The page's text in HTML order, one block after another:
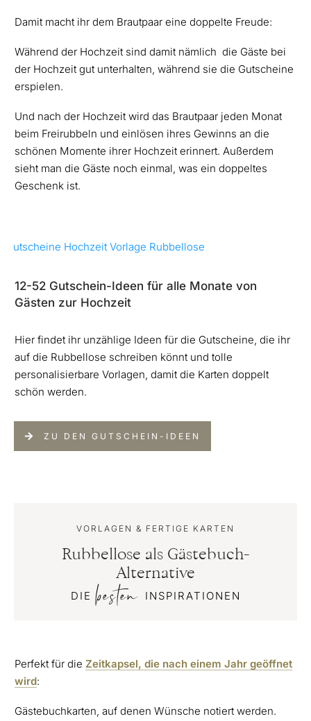
Damit macht ihr dem Brautpaar eine doppelte Freude:
Während der Hochzeit sind damit nämlich die Gäste bei
der Hochzeit gut unterhalten, während sie die Gutscheine
erspielen.
Und nach der Hochzeit wird das Brautpaar jeden Monat
beim Freirubbeln und einlösen ihres Gewinns an die
schönen Momente ihrer Hochzeit erinnert. Außerdem
sieht man die Gäste noch einmal, was ein doppeltes
Geschenk ist.
12-52 Gutschein-Ideen für alle Monate von
Gästen zur Hochzeit
Hier findet ihr unzählige Ideen für die Gutscheine, die ihr
auf die Rubbellose schreiben könnt und tolle
personalisierbare Vorlagen, damit die Karten doppelt
schön werden.
ZU DEN GUTSCHEIN-IDEEN
VORLAGEN & FERTIGE KARTEN
Rubbellose als Gästebuch-
Alternative
DIEbesten INSPIRATIONEN
Perfekt für die Zeitkapsel, die nach einem Jahr geöffnet
wird:
Gästebuchkarten, auf denen Wünsche notiert werden.